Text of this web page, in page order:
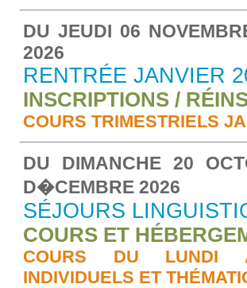
DU JEUDI 06
2026
RENTRÉE JANVIER
INSCRIPTIONS /
COURS TRIMESTRIELS
DU DIMANCHE 20
D�CEMBRE 2026
SÉJOURS
COURS ET
COURS DU LUNDI
INDIVIDUELS ET